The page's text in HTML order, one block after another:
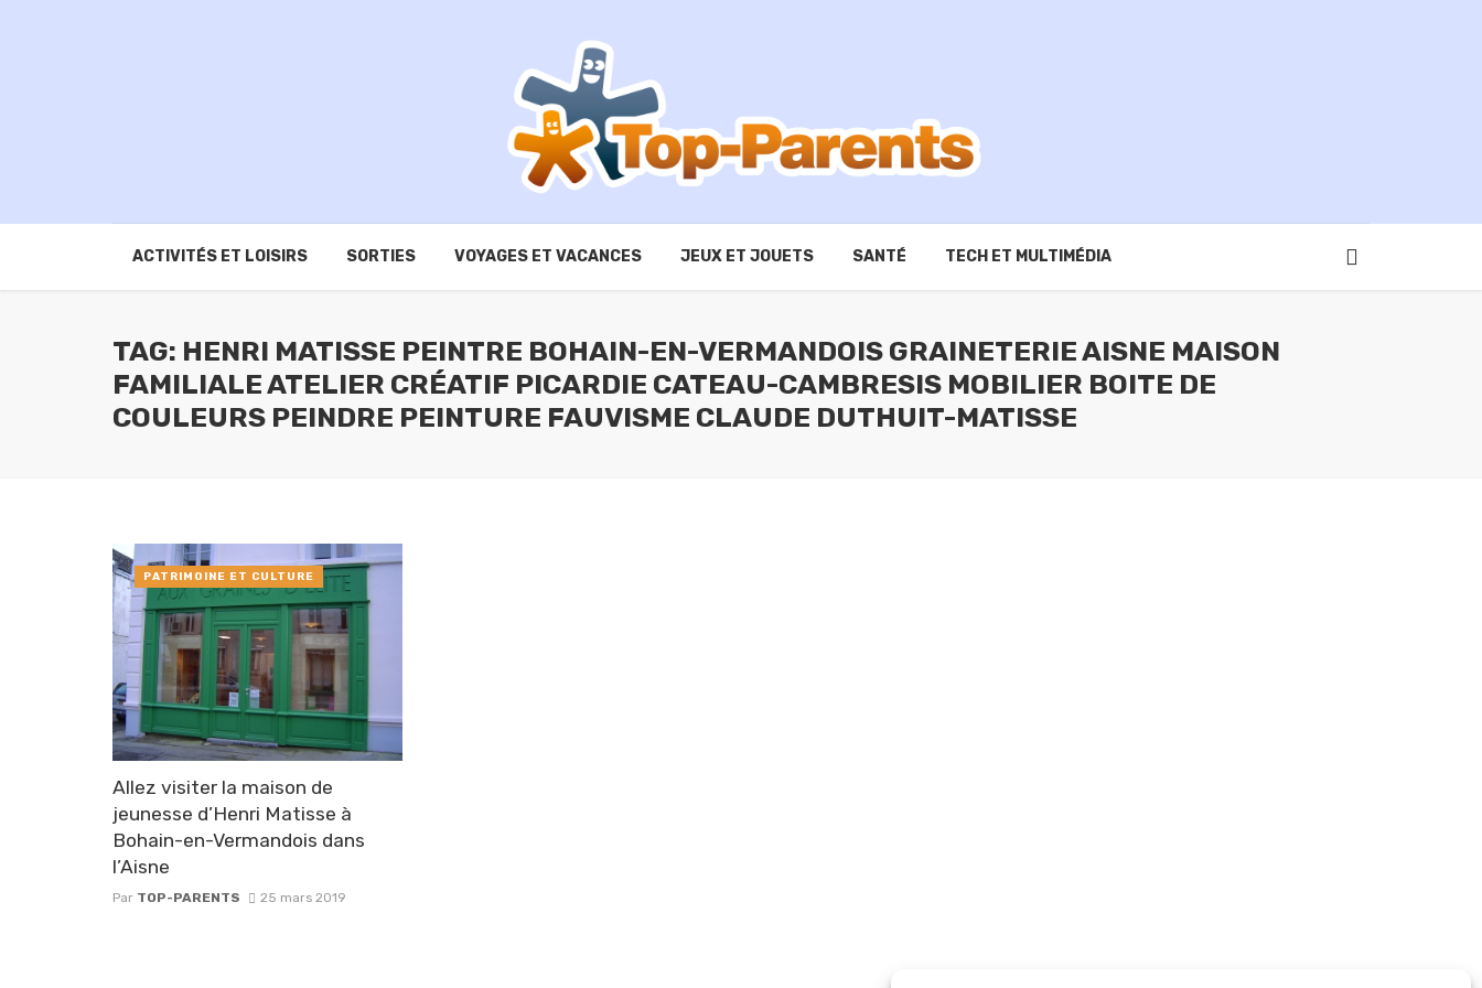
ACTIVITÉS ET LOISIRS SORTIES VOYAGES ET VACANCES JEUX ET JOUETS SANTÉ TECH ET MULTIMÉDIA
TAG: HENRI MATISSE PEINTRE BOHAIN-EN-VERMANDOIS GRAINETERIE AISNE MAISON
FAMILIALE ATELIER CRÉATIF PICARDIE CATEAU-CAMBRESIS MOBILIER BOITE DE
COULEURS PEINDRE PEINTURE FAUVISME CLAUDE DUTHUIT-MATISSE
Allez visiter la maison de
jeunesse d’Henri Matisse à
Bohain-en-Vermandois dans
l’Aisne
Par TOP-PARENTS 25 mars 2019
PATRIMOINE ET CULTURE